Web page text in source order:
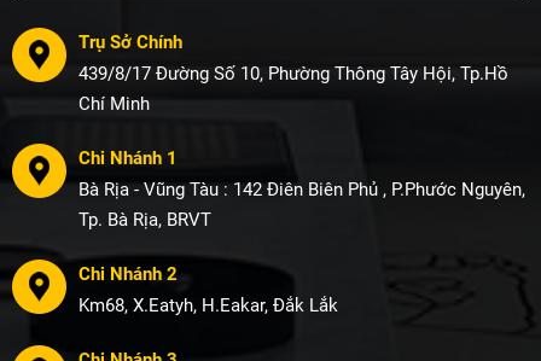
Trụ Sở Chính
439/8/17 Đường Số 10, Phường Thông Tây Hội, Tp.Hồ
Chí Minh
Chi Nhánh 1
Bà Rịa - Vũng Tàu : 142 Điên Biên Phủ , P.Phước Nguyên,
Tp. Bà Rịa, BRVT
Chi Nhánh 2
Km68, X.Eatyh, H.Eakar, Đắk Lắk